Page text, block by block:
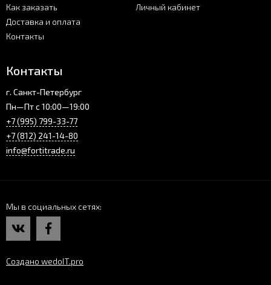
Как заказать
Доставка и оплата
Контакты
Личный кабинет
Контакты
г. Санкт-Петербург
Пн—Пт с 10:00—19:00
+7 (995) 799-33-77
+7 (812) 241-14-80
info@fortitrade.ru
Мы в социальных сетях
Создано wedoIT.pro